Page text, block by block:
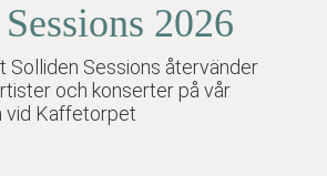
2026
Solliden Sessions återvänder
och konserter på vår
vid Kaffetorpet